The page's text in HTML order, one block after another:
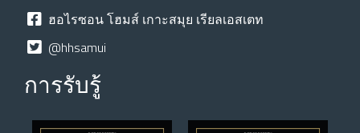
ฮอไรซอน โฮมส์ เกาะสมุย เรียลเอสเตท
@hhsamui
การรับรู้